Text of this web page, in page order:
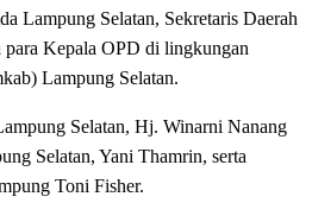
Lampung Selatan, Sekretaris Daerah
para Kepala OPD di lingkungan
Lampung Selatan.
Selatan, Hj. Winarni Nanang
Selatan, Yani Thamrin, serta
Toni Fisher.